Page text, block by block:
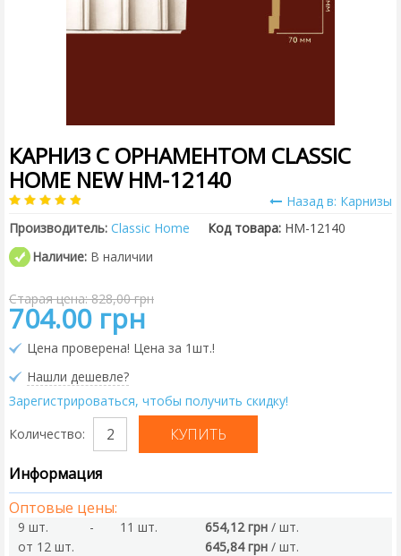
КАРНИЗ С ОРНАМЕНТОМ CLASSIC
HOME NEW HM-12140
Назад в: Карнизы
Производитель: Classic Home Код товара: HM-12140
Наличие: В наличии
Старая цена: 828,00 грн
704.00 грн
Цена проверена! Цена за 1шт.!
Нашли дешевле?
Зарегистрироваться, чтобы получить скидку!
Количество:
Информация
Оптовые цены:
9 шт. - 11 шт. 654,12 грн / шт.
от 12 шт.
645,84 грн / шт.